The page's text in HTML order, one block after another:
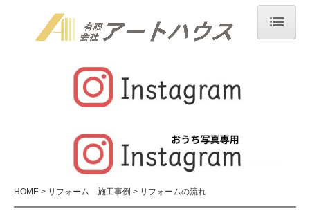
アートハウスについて
新築住宅 施工事例
リフォーム 施工事例
求人情報
HOME リフォーム 施工事例 リフォームの流れ